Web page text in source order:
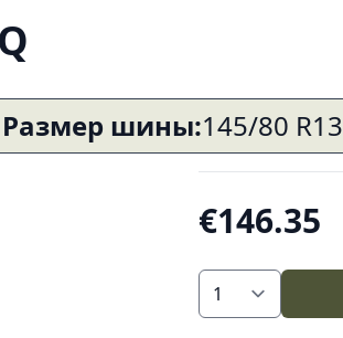
Размер шины:145/80 R13
€146.35